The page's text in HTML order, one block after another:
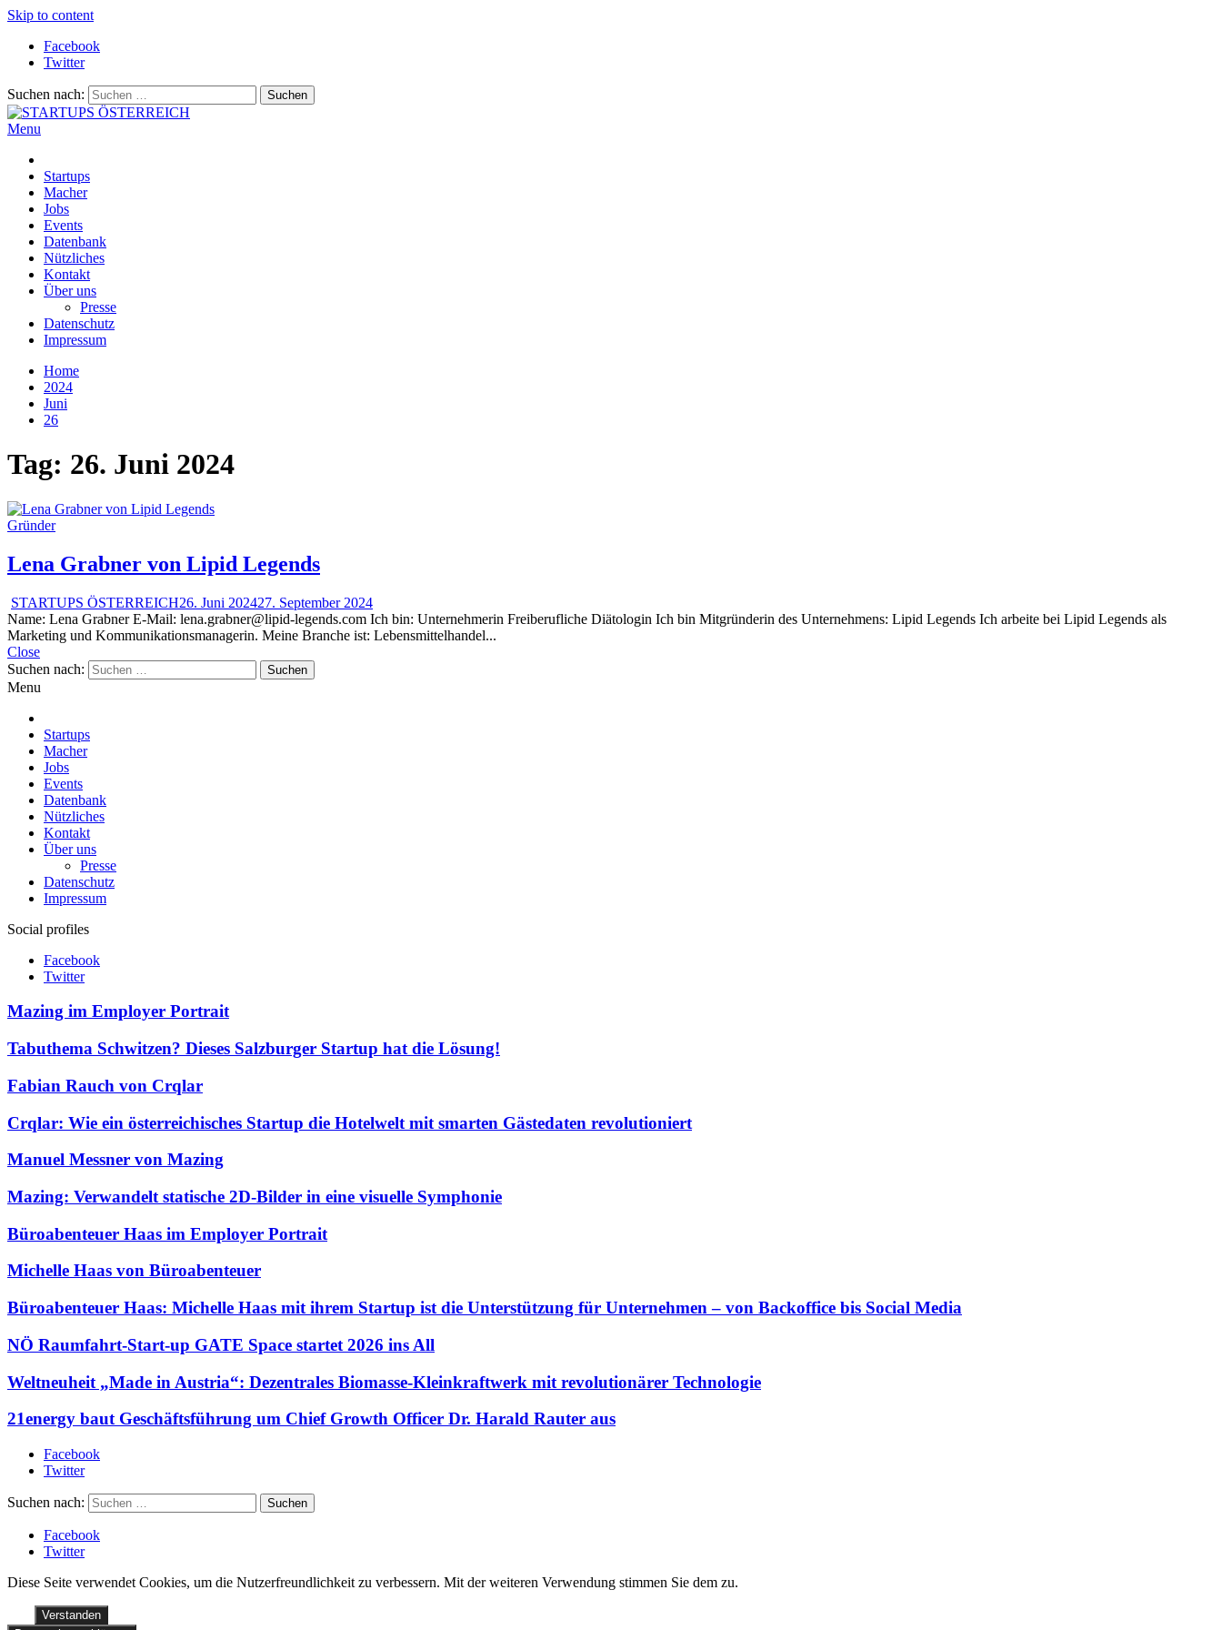
Skip to content
Facebook
Twitter
Suchen nach:
Menu
Startups
Macher
Jobs
Events
Datenbank
Nützliches
Kontakt
Über uns
Presse
Datenschutz
Impressum
Home
2024
Juni
26
Tag: 26. Juni 2024
Gründer
Lena Grabner von Lipid Legends
STARTUPS ÖSTERREICH26. Juni 202427. September 2024
Name: Lena Grabner E-Mail: lena.grabner@lipid-legends.com Ich bin: Unternehmerin Freiberufliche Diätologin Ich bin Mitgründerin des Unternehmens: Lipid Legends Ich arbeite bei Lipid Legends als
Marketing und Kommunikationsmanagerin. Meine Branche ist: Lebensmittelhandel...
Close
Suchen nach:
Menu
Startups
Macher
Jobs
Events
Datenbank
Nützliches
Kontakt
Über uns
Presse
Datenschutz
Impressum
Social profiles
Facebook
Twitter
Mazing im Employer Portrait
Tabuthema Schwitzen? Dieses Salzburger Startup hat die Lösung!
Fabian Rauch von Crqlar
Crqlar: Wie ein österreichisches Startup die Hotelwelt mit smarten Gästedaten revolutioniert
Manuel Messner von Mazing
Mazing: Verwandelt statische 2D-Bilder in eine visuelle Symphonie
Büroabenteuer Haas im Employer Portrait
Michelle Haas von Büroabenteuer
Büroabenteuer Haas: Michelle Haas mit ihrem Startup ist die Unterstützung für Unternehmen – von Backoffice bis Social Media
NÖ Raumfahrt-Start-up GATE Space startet 2026 ins All
Weltneuheit „Made in Austria“: Dezentrales Biomasse-Kleinkraftwerk mit revolutionärer Technologie
21energy baut Geschäftsführung um Chief Growth Officer Dr. Harald Rauter aus
Facebook
Twitter
Suchen nach:
Facebook
Twitter
Diese Seite verwendet Cookies, um die Nutzerfreundlichkeit zu verbessern. Mit der weiteren Verwendung stimmen Sie dem zu.
Verstanden